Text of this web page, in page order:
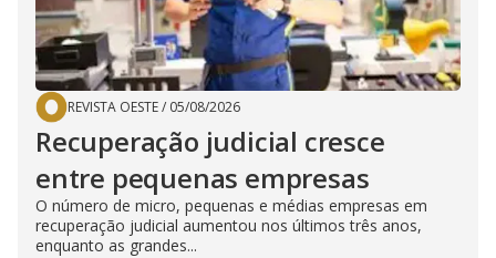
REVISTA OESTE/ 05/08/2026
Recuperação judicial cresce
entre pequenas empresas
O número de micro, pequenas e médias empresas em
recuperação judicial aumentou nos últimos três anos,
enquanto as grandes...